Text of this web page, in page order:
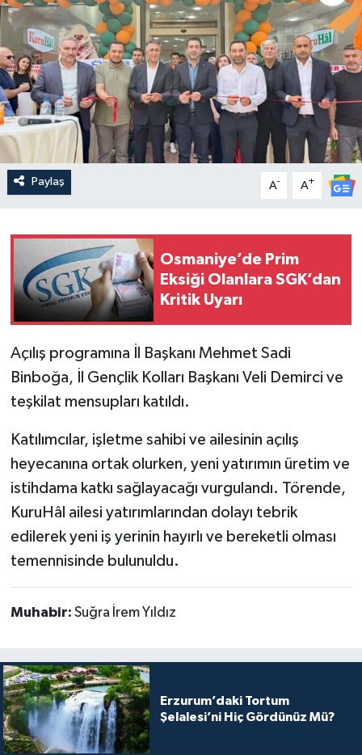
Paylaş A- A+
Osmaniye’de Prim
Eksiği Olanlara SGK’dan
Kritik Uyarı
Açılış programına İl Başkanı Mehmet Sadi
Binboğa, İl Gençlik Kolları Başkanı Veli Demirci ve
teşkilat mensupları katıldı.
Katılımcılar, işletme sahibi ve ailesinin açılış
heyecanına ortak olurken, yeni yatırımın üretim ve
istihdama katkı sağlayacağı vurgulandı. Törende,
KuruHâl ailesi yatırımlarından dolayı tebrik
edilerek yeni iş yerinin hayırlı ve bereketli olması
temennisinde bulunuldu.
Muhabir: Suğra İrem Yıldız
Erzurum’daki Tortum
Şelalesi’ni Hiç Gördünüz Mü?